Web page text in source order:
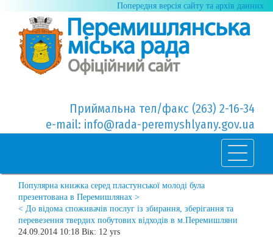
Попередня версія сайту та архів данних
Приймальна тел/факс (263) 2-16-34
e-mail: info@rada-peremyshlyany.gov.ua
Популярна книжка серед пластунської молоді була
презентована в Перемишлянах >
< До відома споживачів послуг із збирання, зберігання та
перевезення твердих побутових відходів в м.Перемишляни
24.09.2014 10:18 Вік: 12 yrs